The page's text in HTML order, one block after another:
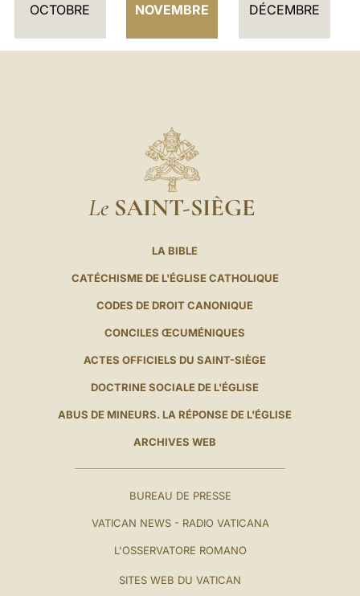
OCTOBRE NOVEMBRE DÉCEMBRE
Le SAINT-SIÈGE
LA BIBLE
CATÉCHISME DE L'ÉGLISE CATHOLIQUE
CODES DE DROIT CANONIQUE
CONCILES ŒCUMÉNIQUES
ACTES OFFICIELS DU SAINT-SIÈGE
DOCTRINE SOCIALE DE L'ÉGLISE
ABUS DE MINEURS. LA RÉPONSE DE L'ÉGLISE
ARCHIVES WEB
BUREAU DE PRESSE
VATICAN NEWS - RADIO VATICANA
L'OSSERVATORE ROMANO
SITES WEB DU VATICAN